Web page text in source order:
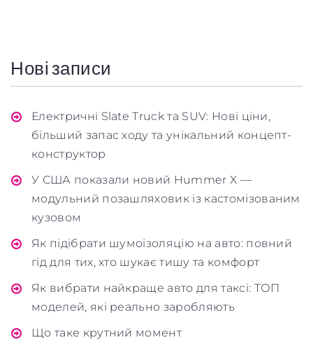
Нові записи
Електричні Slate Truck та SUV: Нові ціни,
більший запас ходу та унікальний концепт-
конструктор
У США показали новий Hummer X —
модульний позашляховик із кастомізованим
кузовом
Як підібрати шумоізоляцію на авто: повний
гід для тих, хто шукає тишу та комфорт
Як вибрати найкраще авто для таксі: ТОП
моделей, які реально заробляють
Що таке крутний момент